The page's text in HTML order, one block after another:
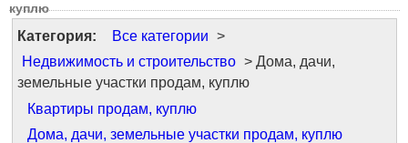
куплю
Категория: Все категории >
Недвижимость и строительство > Дома, дачи,
земельные участки продам, куплю
Квартиры продам, куплю
Дома, дачи, земельные участки продам, куплю